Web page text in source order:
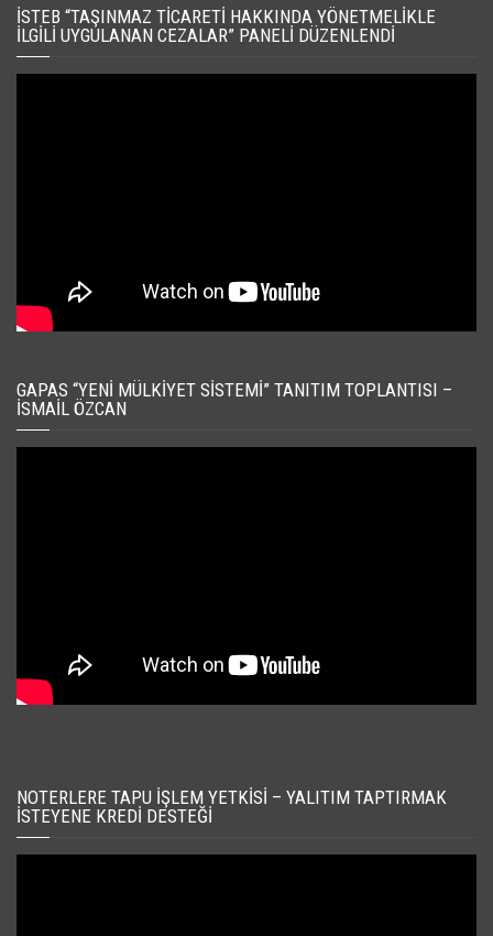
İSTEB “TAŞINMAZ TICARETI HAKKINDA YÖNETMELIKLE
İLGILI UYGULANAN CEZALAR” PANELI DÜZENLENDI
GAPAS “YENI MÜLKIYET SISTEMI” TANITIM TOPLANTISI –
İSMAIL ÖZCAN
NOTERLERE TAPU İŞLEM YETKISI – YALITIM TAPTIRMAK
İSTEYENE KREDI DESTEĞI